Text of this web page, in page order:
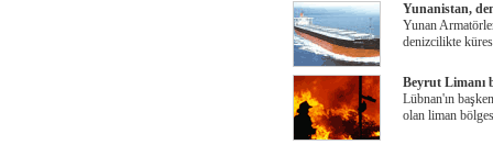
Yunanistan,
Yunan
denizcilikte
Beyrut Limanı
Lübnan'ın
olan liman